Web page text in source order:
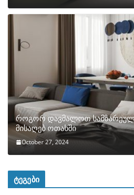
როგორ დავმალოთ
მისაღებ ოთახში
October 27, 2024
ტეგები